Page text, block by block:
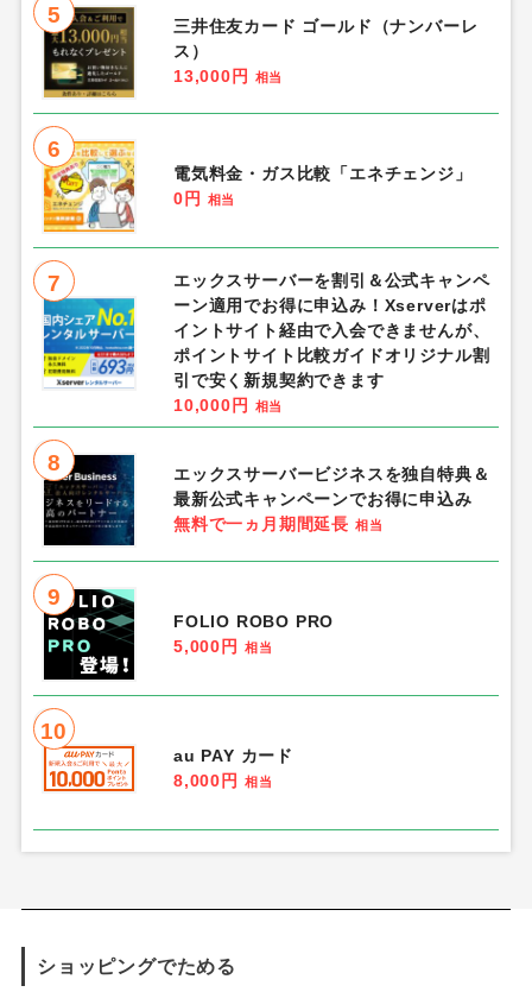
5
三井住友カード ゴールド（ナンバーレ
ス）
13,000円
相当
6
電気料金・ガス比較「エネチェンジ」
0円
相当
7
エックスサーバーを割引＆公式キャンペ
ーン適用でお得に申込み！Xserverはポ
イントサイト経由で入会できませんが、
ポイントサイト比較ガイドオリジナル割
引で安く新規契約できます
10,000円
相当
8
エックスサーバービジネスを独自特典＆
最新公式キャンペーンでお得に申込み
無料で一ヵ月期間延長 相当
9
FOLIO ROBO PRO
5,000円
相当
10
au PAY カード
8,000円
相当
ショッピングでためる